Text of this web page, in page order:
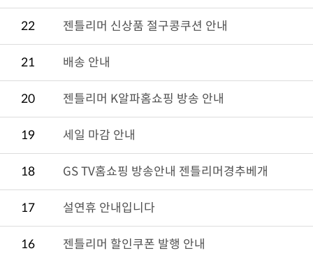
22 젠틀리머 신상품 절구콩쿠션 안내
21 배송 안내
20 젠틀리머 K알파홈쇼핑 방송 안내
19 세일 마감 안내
18 GS TV홈쇼핑 방송안내 젠틀리머경추베개
17 설연휴 안내입니다
16 젠틀리머 할인쿠폰 발행 안내